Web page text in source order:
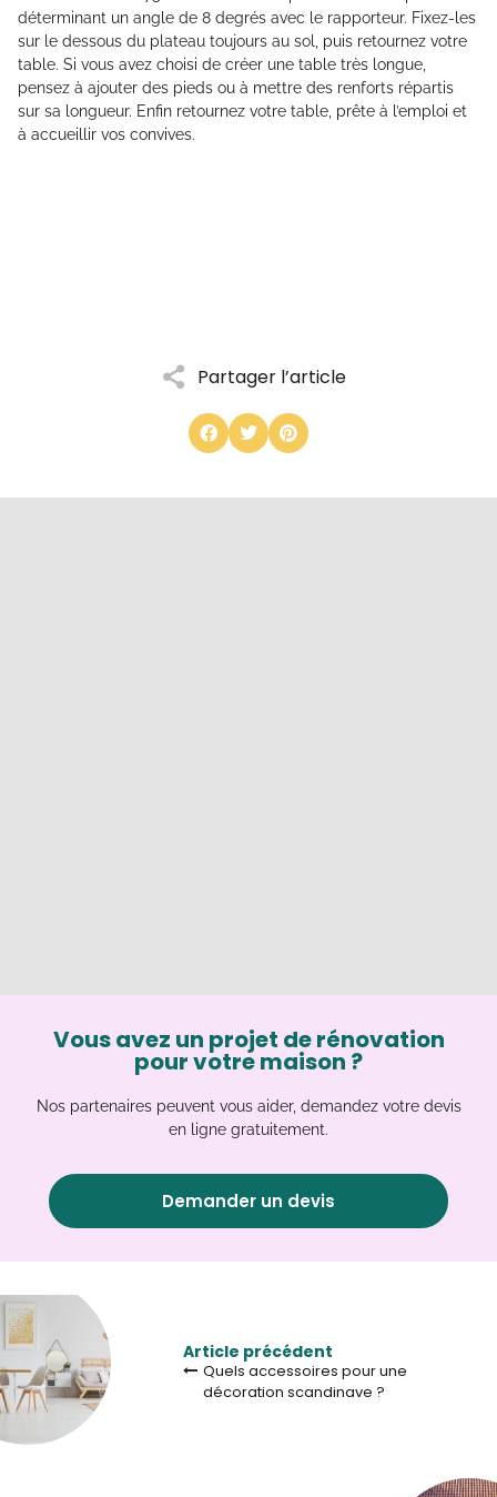
Partager l’article
déterminant un angle de 8 degrés avec le rapporteur. Fixez-les
sur le dessous du plateau toujours au sol, puis retournez votre
table. Si vous avez choisi de créer une table très longue,
pensez à ajouter des pieds ou à mettre des renforts répartis
sur sa longueur. Enfin retournez votre table, prête à l’emploi et
à accueillir vos convives.
Vous avez un projet de rénovation
pour votre maison ?
Nos partenaires peuvent vous aider, demandez votre devis
en ligne gratuitement.
Demander un devis
Article précédent
Quels accessoires pour une
décoration scandinave ?